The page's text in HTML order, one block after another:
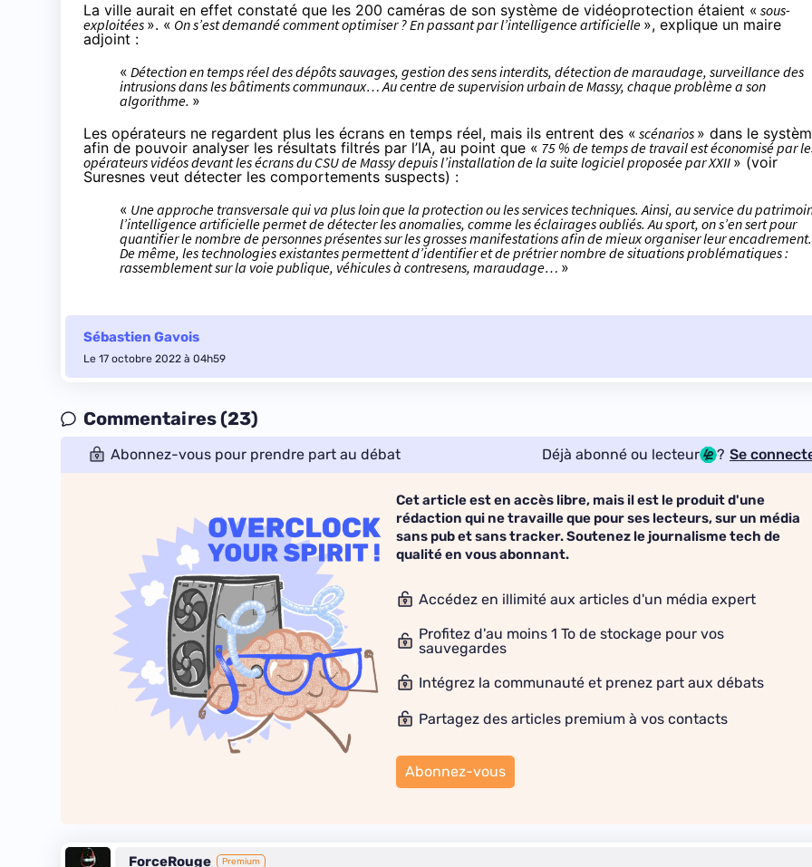
La ville aurait en effet constaté que les 200 caméras de son système de vidéoprotection étaient « sous-
exploitées ». « On s’est demandé comment optimiser ? En passant par l’intelligence artificielle », explique un maire
adjoint :
« Détection en temps réel des dépôts sauvages, gestion des sens interdits, détection de maraudage, surveillance des
intrusions dans les bâtiments communaux… Au centre de supervision urbain de Massy, chaque problème a son
algorithme. »
Les opérateurs ne regardent plus les écrans en temps réel, mais ils entrent des « scénarios » dans le
afin de pouvoir analyser les résultats filtrés par l’IA, au point que « 75 % de temps de travail est économisé par
opérateurs vidéos devant les écrans du CSU de Massy depuis l’installation de la suite logiciel proposée par XXII » (voir
Suresnes veut détecter les comportements suspects) :
« Une approche transversale qui va plus loin que la protection ou les services techniques. Ainsi, au service du
l’intelligence artificielle permet de détecter les anomalies, comme les éclairages oubliés. Au sport, on s’en sert pour
quantifier le nombre de personnes présentes sur les grosses manifestations afin de mieux organiser leur encadrement.
De même, les technologies existantes permettent d’identifier et de prétrier nombre de situations problématiques :
rassemblement sur la voie publique, véhicules à contresens, maraudage… »
Sébastien Gavois
Le 17 octobre 2022 à 04h59
Commentaires (23)
Abonnez-vous pour prendre part au débat Déjà abonné ou lecteur ? Se
Cet article est en accès libre, mais il est le produit d'une
rédaction qui ne travaille que pour ses lecteurs, sur un média
sans pub et sans tracker. Soutenez le journalisme tech de
qualité en vous abonnant.
Accédez en illimité aux articles d'un média expert
Profitez d'au moins 1 To de stockage pour vos
sauvegardes
Intégrez la communauté et prenez part aux débats
Partagez des articles premium à vos contacts
Abonnez-vous
ForceRouge Premium